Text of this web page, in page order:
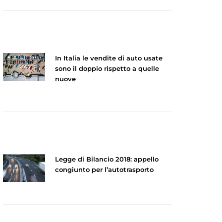
In Italia le vendite di auto usate
sono il doppio rispetto a quelle
nuove
Legge di Bilancio 2018: appello
congiunto per l’autotrasporto